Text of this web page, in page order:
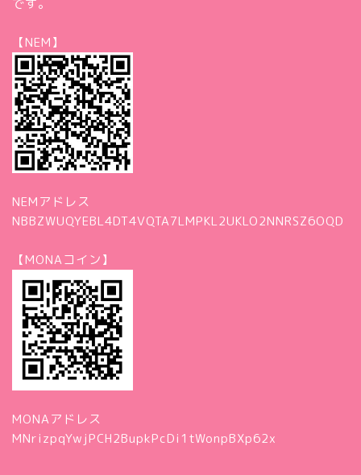
【NEM】
NEMアドレス
NBBZWUQYEBL4DT4VQTA7LMPKL2UKLO2NNRSZ6OQD
【MONAコイン】
MONAアドレス
MNrizpqYwjPCH2BupkPcDi1tWonpBXp62x